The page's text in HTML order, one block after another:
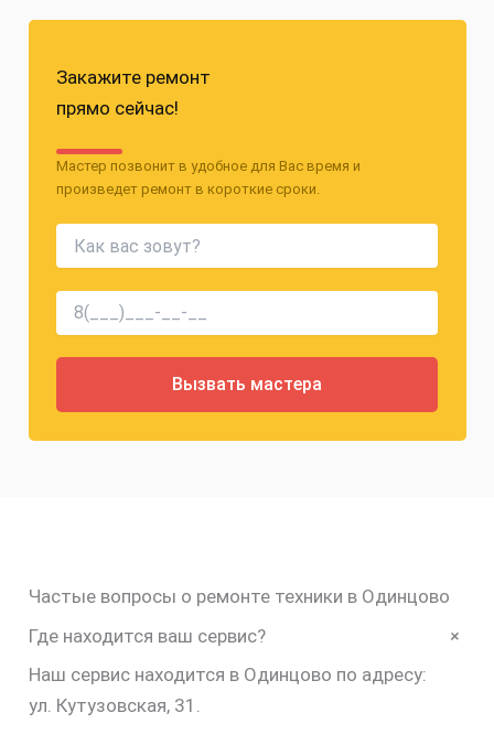
Закажите ремонт
прямо сейчас!
Мастер позвонит в удобное для Вас время и
произведет ремонт в короткие сроки.
Частые вопросы о ремонте техники в Одинцово
Где находится ваш сервис?
+
Наш сервис находится в Одинцово по адресу:
ул. Кутузовская, 31.